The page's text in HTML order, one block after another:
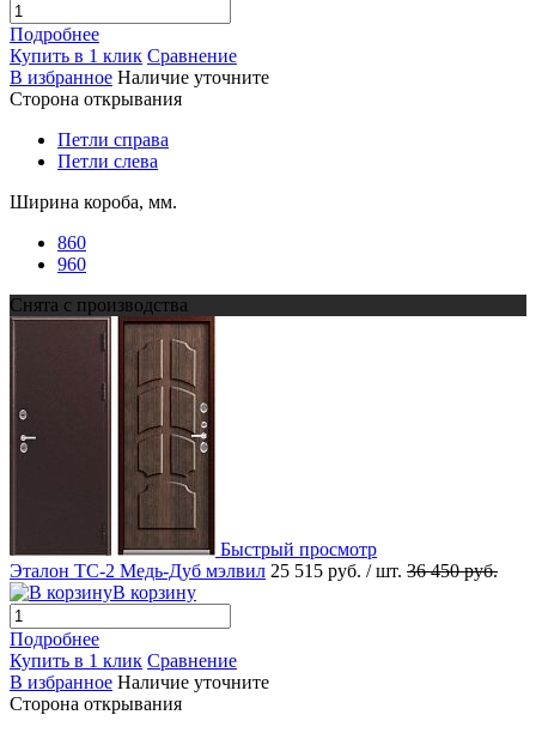
Подробнее
Купить в 1 клик Сравнение
В избранное Наличие уточните
Сторона открывания
Петли справа
Петли слева
Ширина короба, мм.
860
960
Снята с производства
Быстрый просмотр
Эталон ТС-2 Медь-Дуб мэлвил 25 515 руб. / шт. 36 450 руб.
В корзину
Подробнее
Купить в 1 клик Сравнение
В избранное Наличие уточните
Сторона открывания